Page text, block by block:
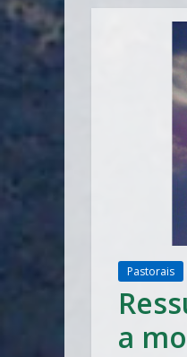
Pastorais
a